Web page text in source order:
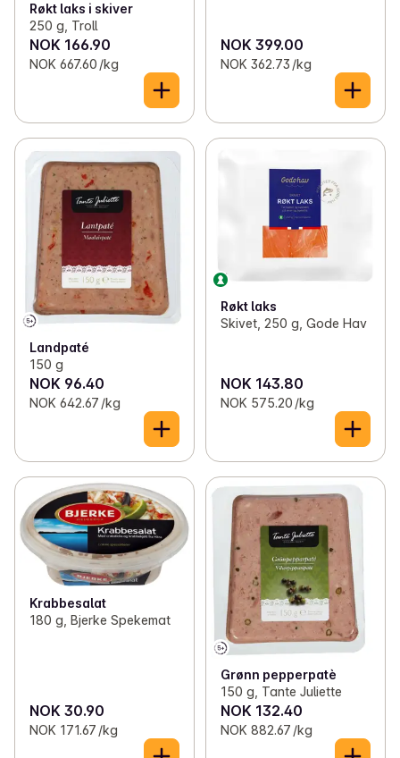
Røkt laks i skiver
250 g, Troll
NOK 166.90
NOK 667.60 /kg
NOK 399.00
NOK 362.73 /kg
Landpaté
150 g
NOK 96.40
NOK 642.67 /kg
Røkt laks
Skivet, 250 g, Gode Hav
NOK 143.80
NOK 575.20 /kg
Krabbesalat
180 g, Bjerke Spekemat
NOK 30.90
NOK 171.67 /kg
Grønn pepperpatè
150 g, Tante Juliette
NOK 132.40
NOK 882.67 /kg